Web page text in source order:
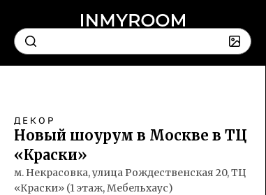
ДЕКОР
Новый шоурум в Москве в ТЦ
«Краски»
м. Некрасовка, улица Рождественская 20, ТЦ
«Краски» (1 этаж, Мебельхаус)